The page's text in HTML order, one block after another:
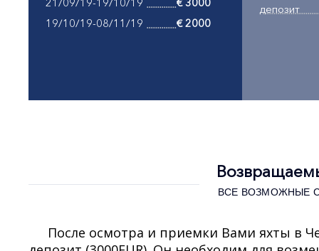
19/10/19-08/11/19
€ 2000
депозит
ВСЕ ВОЗМОЖНЫЕ
После осмотра и приемки Вами яхты в